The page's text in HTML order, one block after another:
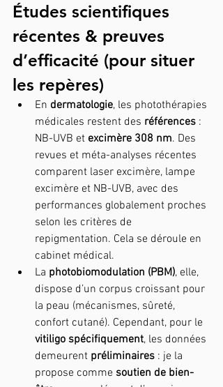
Études scientifiques
récentes & preuves
d’efficacité (pour situer
les repères)
En dermatologie, les photothérapies
médicales restent des références :
NB-UVB et excimère 308 nm. Des
revues et méta-analyses récentes
comparent laser excimère, lampe
excimère et NB-UVB, avec des
performances globalement proches
selon les critères de
repigmentation. Cela se déroule en
cabinet médical.
La photobiomodulation (PBM), elle,
dispose d’un corpus croissant pour
la peau (mécanismes, sûreté,
confort cutané). Cependant, pour le
vitiligo spécifiquement, les données
demeurent préliminaires : je la
propose comme soutien de bien-